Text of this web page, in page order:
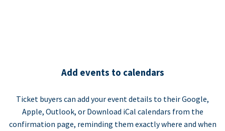
Add events to calendars
Ticket buyers can add your event details to their Google,
Apple, Outlook, or Download iCal calendars from the
confirmation page, reminding them exactly where and when